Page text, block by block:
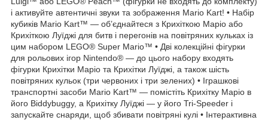
і активуйте автентичні звуки та зображення Mario Kart! • Набір
кубиків Mario Kart™ — об’єднайтеся з Крихіткою Маріо або
Крихіткою Луїджі для битв і перегонів на повітряних кульках із
цим набором LEGO® Super Mario™ • Дві колекційні фігурки
для рольових ігор Nintendo® — до цього набору входять
фігурки Крихітки Маріо та Крихітки Луїджі, а також шість
повітряних кульок (три червоних і три зелених) • Іграшкові
транспортні засоби Mario Kart™ — помістіть Крихітку Маріо в
його Biddybuggy, а Крихітку Луїджі — у його Tri-Speeder і
запускайте снаряди, щоб збивати повітряні кулі • Інтерактивна